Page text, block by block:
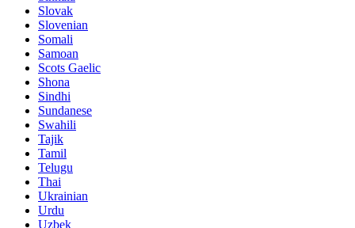
Slovak
Slovenian
Somali
Samoan
Scots Gaelic
Shona
Sindhi
Sundanese
Swahili
Tajik
Tamil
Telugu
Thai
Ukrainian
Urdu
Uzbek